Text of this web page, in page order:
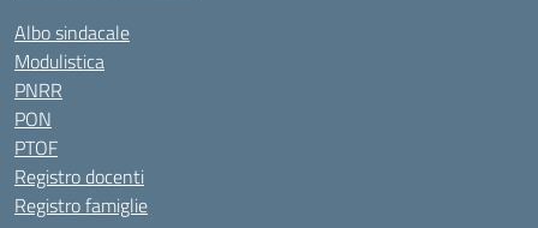
Albo sindacale
Modulistica
PNRR
PON
PTOF
Registro docenti
Registro famiglie